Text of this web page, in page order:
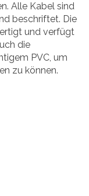
Alle Kabel sind
beschriftet. Die
und verfügt
die
PVC, um
zu können.